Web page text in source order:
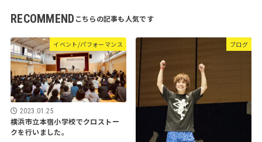
RECOMMEND
イベント/パフォーマンス
2023.01.25
横浜市立本宿小学校でクロストー
クを行いました。
ブログ